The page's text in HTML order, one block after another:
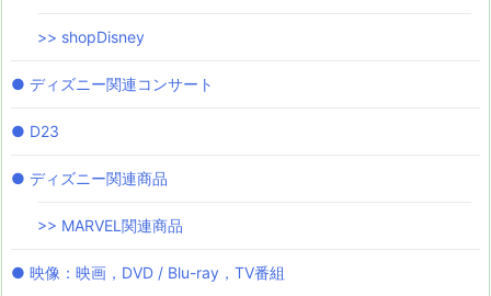
>> shopDisney
● ディズニー関連コンサート
● D23
● ディズニー関連商品
>> MARVEL関連商品
● 映像：映画，DVD / Blu-ray，TV番組